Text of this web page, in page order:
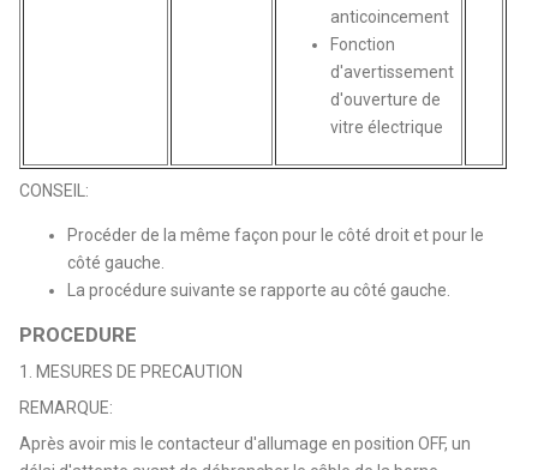
anticoincement
Fonction
d'avertissement
d'ouverture de
vitre électrique
CONSEIL:
Procéder de la même façon pour le côté droit et pour le
côté gauche.
La procédure suivante se rapporte au côté gauche.
PROCEDURE
1. MESURES DE PRECAUTION
REMARQUE:
Après avoir mis le contacteur d'allumage en position OFF, un